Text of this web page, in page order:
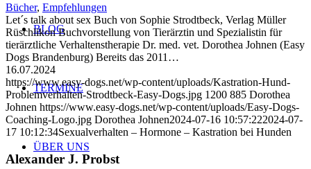
BLOG
TERMINE
ÜBER UNS
Bücher, Empfehlungen
Let´s talk about sex Buch von Sophie Strodtbeck, Verlag Müller
Rüschlikon Buchvorstellung von Tierärztin und Spezialistin für
tierärztliche Verhaltenstherapie Dr. med. vet. Dorothea Johnen (Easy
Dogs Brandenburg) Bereits das 2011…
16.07.2024
https://www.easy-dogs.net/wp-content/uploads/Kastration-Hund-
Problemverhalten-Strodtbeck-Easy-Dogs.jpg 1200 885 Dorothea
Johnen https://www.easy-dogs.net/wp-content/uploads/Easy-Dogs-
Coaching-Logo.jpg Dorothea Johnen2024-07-16 10:57:222024-07-
17 10:12:34Sexualverhalten – Hormone – Kastration bei Hunden
Alexander J. Probst